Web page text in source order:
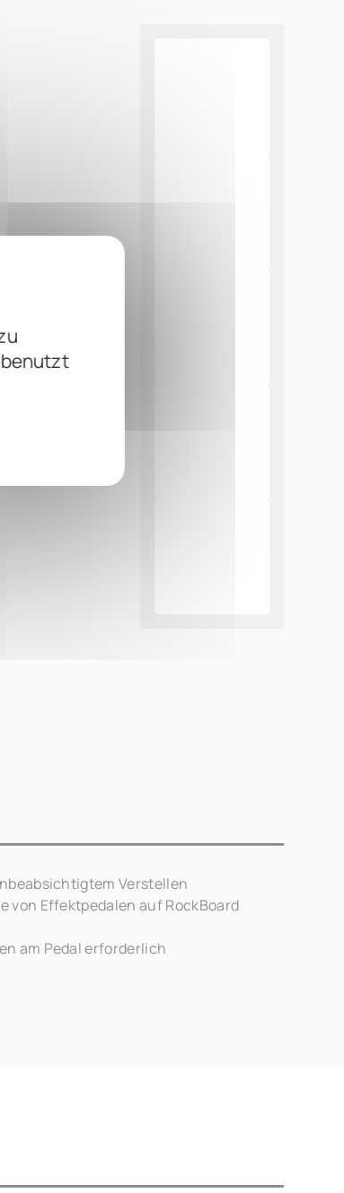
Verstellen
von Effektpedalen auf RockBoard
am Pedal erforderlich